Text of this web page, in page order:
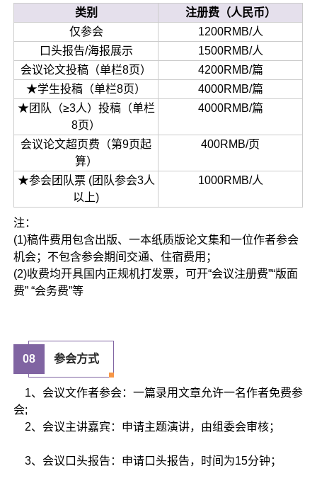
类别
注册费（人民币）
仅参会
1200RMB/人
口头报告/海报展示
1500RMB/人
会议论文投稿（单栏8页）
4200RMB/篇
★学生投稿（单栏8页）
4000RMB/篇
★团队（≥3人）投稿（单栏
8页）
4000RMB/篇
会议论文超页费（第9页起
算）
400RMB/页
★参会团队票 (团队参会3人
以上)
1000RMB/人
注：
(1)稿件费用包含出版、一本纸质版论文集和一位作者参会
机会；不包含参会期间交通、住宿费用；
(2)收费均开具国内正规机打发票，可开“会议注册费”“版面
费” “会务费”等
08 参会方式
1、会议文作者参会：一篇录用文章允许一名作者免费参
会;
2、会议主讲嘉宾：申请主题演讲，由组委会审核；
3、会议口头报告：申请口头报告，时间为15分钟；